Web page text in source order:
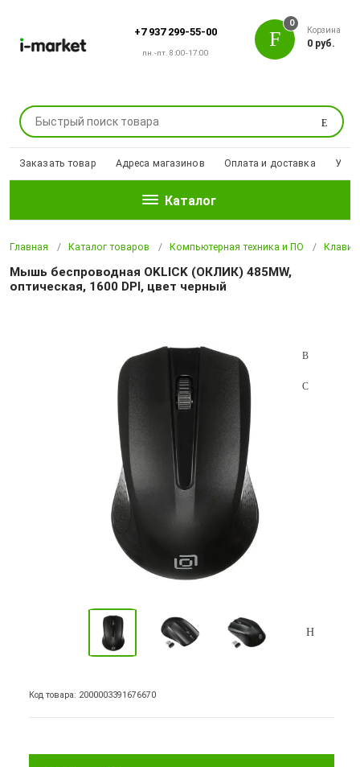
+7 937 299-55-00
пн.-пт. 8:00-17:00
Поиск
0
Корзина
0 руб.
Заказать товар Адреса магазинов Оплата и доставка
Каталог
Главная Каталог товаров Компьютерная техника и ПО
Мышь беспроводная OKLICK (ОКЛИК) 485MW,
оптическая, 1600 DPI, цвет черный
Код товара: 2000003391676670